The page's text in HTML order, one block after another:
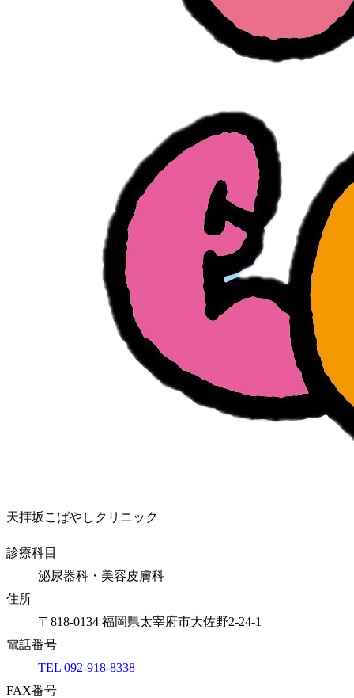
天拝坂こばやしクリニック
診療科目
泌尿器科・美容皮膚科
住所
〒818-0134 福岡県太宰府市大佐野2-24-1
電話番号
TEL 092-918-8338
FAX番号